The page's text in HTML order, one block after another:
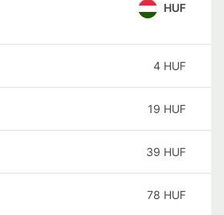
HUF
4 HUF
19 HUF
39 HUF
78 HUF